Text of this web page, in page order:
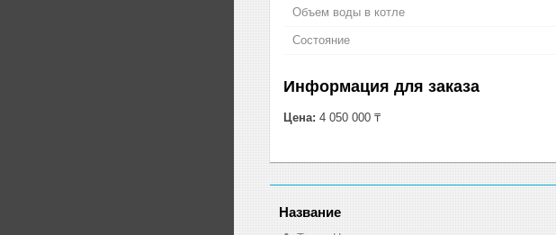
Объем воды в котле
Состояние
Информация для заказа
Цена: 4 050 000 ₸